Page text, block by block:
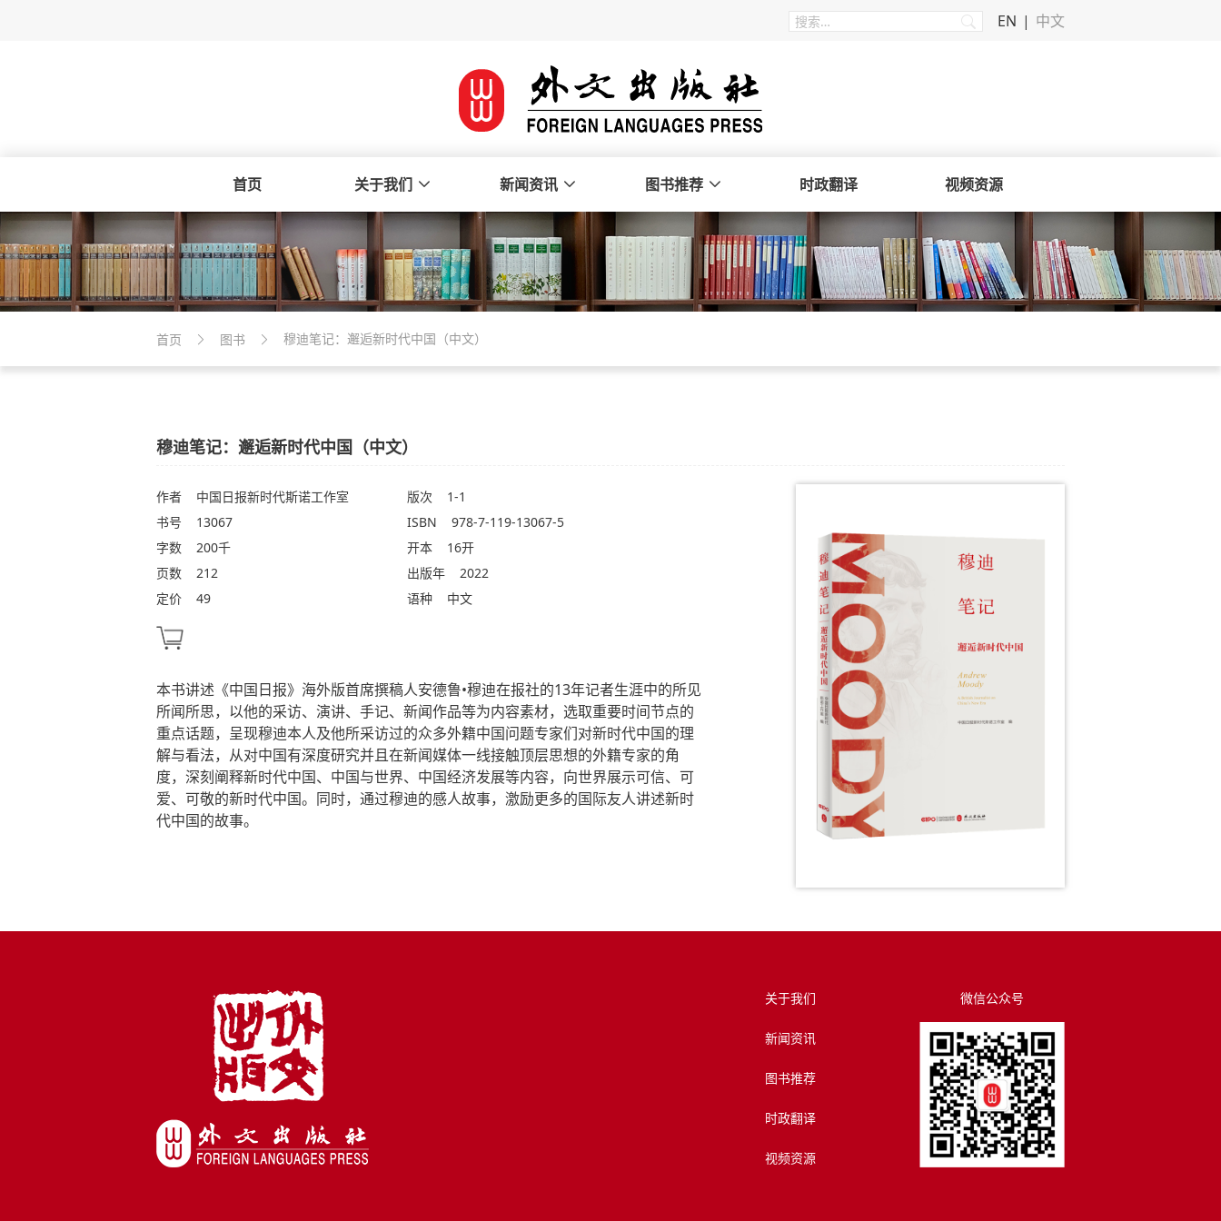
EN 中文
首页 关于我们 新闻资讯 图书推荐 时政翻译 视频资源
首页 图书 穆迪笔记：邂逅新时代中国（中文）
穆迪笔记：邂逅新时代中国（中文）
作者
中国日报新时代斯诺工作室
书号
13067
字数
200千
页数
212
定价
49
版次
1-1
ISBN
978-7-119-13067-5
开本
16开
出版年
2022
语种
中文
本书讲述《中国日报》海外版首席撰稿人安德鲁•穆迪在报社的13年记者生涯中的所见
所闻所思，以他的采访、演讲、手记、新闻作品等为内容素材，选取重要时间节点的
重点话题，呈现穆迪本人及他所采访过的众多外籍中国问题专家们对新时代中国的理
解与看法，从对中国有深度研究并且在新闻媒体一线接触顶层思想的外籍专家的角
度，深刻阐释新时代中国、中国与世界、中国经济发展等内容，向世界展示可信、可
爱、可敬的新时代中国。同时，通过穆迪的感人故事，激励更多的国际友人讲述新时
代中国的故事。
关于我们
新闻资讯
图书推荐
时政翻译
视频资源
微信公众号